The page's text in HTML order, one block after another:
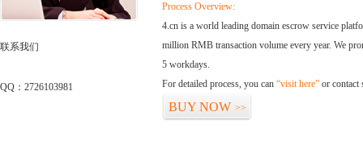
联系我们
QQ：2726103981
Process Overview:
4.cn is a world leading domain escrow service
million RMB transaction volume every year. We
5 workdays.
For detailed process, you can “visit here” or contact
BUY NOW >>